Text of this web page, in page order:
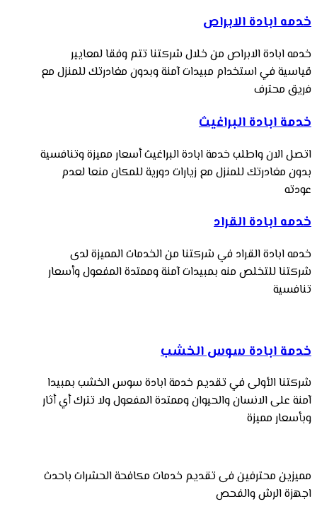
خدمه ابادة الابراص
خدمه ابادة الابراص من خلال شركتنا تتم وفقا لمعايير
قياسية في استخدام مبيدات آمنة وبدون مغادرتك للمنزل مع
فريق محترف
خدمة ابادة البراغيث
اتصل الان واطلب خدمة ابادة البراغيث أسعار مميزة وتنافسية
بدون مغادرتك للمنزل مع زيارات دورية للمكان منعا لعدم
عودته
خدمه ابادة القراد
خدمه ابادة القراد في شركتنا من الخدمات المميزة لدى
شركتنا للتخلص منه بمبيدات آمنة وممتدة المفعول وأسعار
تنافسية
خدمة ابادة سوس الخشب
شركتنا الأولى في تقديم خدمة ابادة سوس الخشب بمبيدا
آمنة على الانسان والحيوان وممتدة المفعول ولا تترك أي أثار
وبأسعار مميزة
مميزين محترفين فى تقديم خدمات مكافحة الحشرات باحدث
اجهزة الرش والفحص